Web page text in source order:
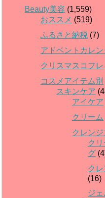
Beauty美容 (1,559)
おススメ (519)
ふるさと納税 (7)
アドベントカレン
クリスマスコフレ
コスメアイテム別
スキンケア
アイケア
クリーム
クレン
ク
グ
ク
(16)
ジ